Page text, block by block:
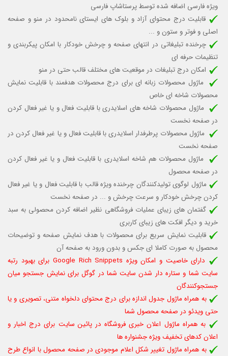
ویژه فارسی اضافه شده توسط پرستاشاپ فارسی
قابلیت درج محتوای آزاد و بلوک های ایستای نامحدود در منو و صفحه
اصلی و فوتر و ستون و ...
چرخنده تبلیغاتی در انتهای صفحه و چرخش خودکار با امکان پیکربندی و
تنظیمات حرفه ای
امکان درج تبلیغات در موقعیت های مختلف قالب حتی در منو
ماژول محصولات زبانه ای برای درج محصولات هدفمند با قابلیت نمایش
محصولات شاخه ای خاص
ماژول محصولات شاخه های اسلایدری با قابلیت فعال و یا غیر فعال کردن
در صفحه نخست
ماژول محصولات پرطرفدار اسلایدری با قابلیتفعال و یا غیر فعال کردندر
صفحه نخست
ماژول محصولات هم شاخه اسلایدری با قابلیت فعال و یا غیر فعال کردن
در صفحه محصول
ماژول لوگوی تولیدکنندگان چرخنده ویژه قالب با قابلیت فعال و یا غیر فعال
کردن چرخش خودکارو سرعت چرخش و ... در صفحه نخست
گفتمان های زیبای عملیات فروشگاهی نظیر اضافه کردن محصولی به سبد
خرید و دیگر افکت های زیبای کاربری
قابلیت نمایش سریع برای محصولات با هدف نمایش صفحه و توضیحات
محصول به صورت کاملا ای جکس و بدون ورود به صفحه آن
دارای خاصیت و امکان ویژه Google Rich Snippets برای بهبود رتبه
سایت شما و ستاره دار شدن سایت شما در گوگل برای نمایش جستجو میان
جستجوکنندگان
به همراه ماژول جدول اندازه برای درج محتوای دلخواه متنی، تصویری و یا
حتی ویدئو در صفحه محصول شما
به همراهماژول اعلان خبری فروشگاه در پائین سایت برای درج اخبار و
اعلان کدهای تخفیف ویژه جشنواره ها
به همراهماژول تغییر شکل اعلام موجودی در صفحه محصول با انواع طرح